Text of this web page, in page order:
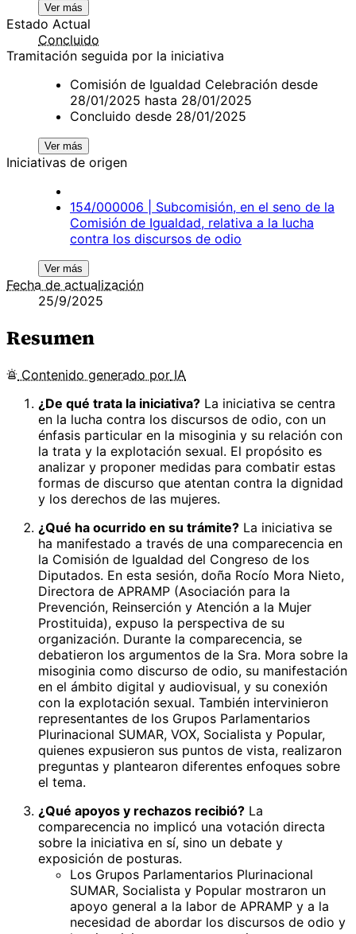
Ver más
Estado Actual
Concluido
Tramitación seguida por la iniciativa
Comisión de Igualdad Celebración desde
28/01/2025 hasta 28/01/2025
Concluido desde 28/01/2025
Ver más
Iniciativas de origen
154/000006 | Subcomisión, en el seno de la
Comisión de Igualdad, relativa a la lucha
contra los discursos de odio
Ver más
Fecha de actualización
25/9/2025
Resumen
Contenido generado por IA
¿De qué trata la iniciativa? La iniciativa se centra
en la lucha contra los discursos de odio, con un
énfasis particular en la misoginia y su relación con
la trata y la explotación sexual. El propósito es
analizar y proponer medidas para combatir estas
formas de discurso que atentan contra la dignidad
y los derechos de las mujeres.
¿Qué ha ocurrido en su trámite? La iniciativa se
ha manifestado a través de una comparecencia en
la Comisión de Igualdad del Congreso de los
Diputados. En esta sesión, doña Rocío Mora Nieto,
Directora de APRAMP (Asociación para la
Prevención, Reinserción y Atención a la Mujer
Prostituida), expuso la perspectiva de su
organización. Durante la comparecencia, se
debatieron los argumentos de la Sra. Mora sobre la
misoginia como discurso de odio, su manifestación
en el ámbito digital y audiovisual, y su conexión
con la explotación sexual. También intervinieron
representantes de los Grupos Parlamentarios
Plurinacional SUMAR, VOX, Socialista y Popular,
quienes expusieron sus puntos de vista, realizaron
preguntas y plantearon diferentes enfoques sobre
el tema.
¿Qué apoyos y rechazos recibió? La
comparecencia no implicó una votación directa
sobre la iniciativa en sí, sino un debate y
exposición de posturas.
Los Grupos Parlamentarios Plurinacional
SUMAR, Socialista y Popular mostraron un
apoyo general a la labor de APRAMP y a la
necesidad de abordar los discursos de odio y